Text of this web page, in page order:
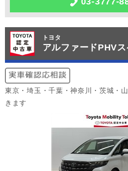
トヨタ
アルファードPHV
東京・埼玉・千葉・神奈川・茨城・
きます